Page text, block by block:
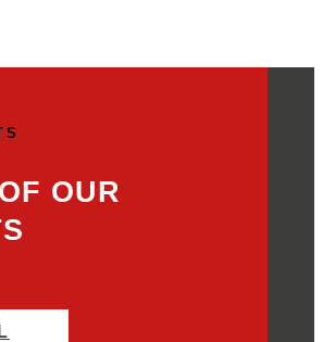
OUR